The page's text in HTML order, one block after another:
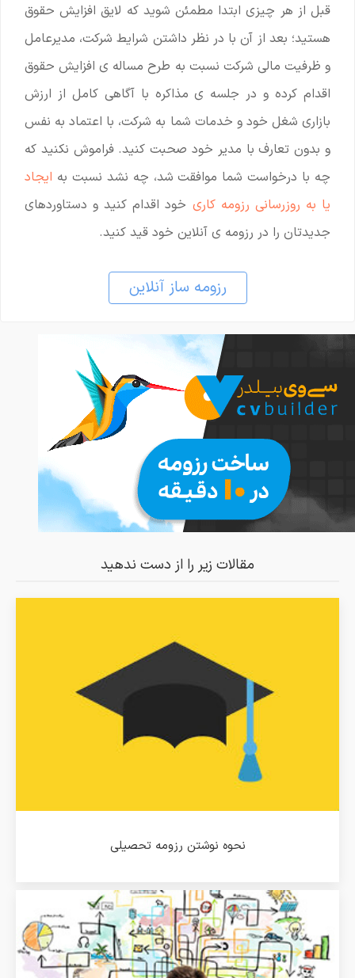
قبل از هر چیزی ابتدا مطمئن شوید که لایق افزایش حقوق
هستید؛ بعد از آن با در نظر داشتن شرایط شرکت، مدیرعامل
و ظرفیت مالی شرکت نسبت به طرح مساله ی افزایش حقوق
اقدام کرده و در جلسه ی مذاکره با آگاهی کامل از ارزش
بازاری شغل خود و خدمات شما به شرکت، با اعتماد به نفس
و بدون تعارف با مدیر خود صحبت کنید. فراموش نکنید که
چه با درخواست شما موافقت شد، چه نشد نسبت به ایجاد
یا به روزرسانی رزومه کاری خود اقدام کنید و دستاوردهای
جدیدتان را در رزومه ی آنلاین خود قید کنید.
رزومه ساز آنلاین
مقالات زیر را از دست ندهید
نحوه نوشتن رزومه تحصیلی